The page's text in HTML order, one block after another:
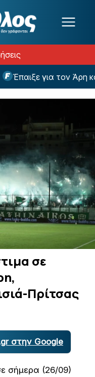
Έπαιξε για τον Άρη
σε
Πρίτσας
στην Google
σήμερα (26/09)